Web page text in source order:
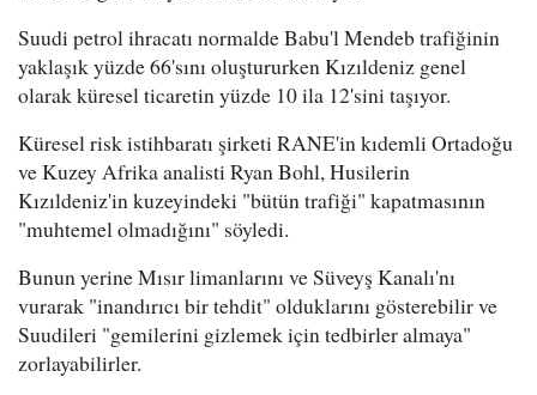
Suudi petrol ihracatı normalde Babu'l Mendeb trafiğinin
yaklaşık yüzde 66'sını oluştururken Kızıldeniz genel
olarak küresel ticaretin yüzde 10 ila 12'sini taşıyor.
Küresel risk istihbaratı şirketi RANE'in kıdemli Ortadoğu
ve Kuzey Afrika analisti Ryan Bohl, Husilerin
Kızıldeniz'in kuzeyindeki "bütün trafiği" kapatmasının
"muhtemel olmadığını" söyledi.
Bunun yerine Mısır limanlarını ve Süveyş Kanalı'nı
vurarak "inandırıcı bir tehdit" olduklarını gösterebilir ve
Suudileri "gemilerini gizlemek için tedbirler almaya"
zorlayabilirler.